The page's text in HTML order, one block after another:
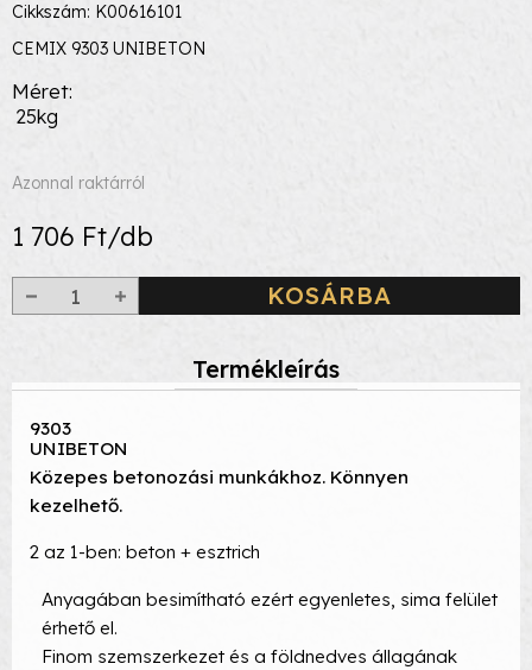
Cikkszám: K00616101
CEMIX 9303 UNIBETON
Méret
25kg
Azonnal raktárról
1 706 Ft/db
KOSÁRBA
Termékleírás
9303
UNIBETON
Közepes betonozási munkákhoz. Könnyen
kezelhető.
2 az 1-ben: beton + esztrich
Anyagában besimítható ezért egyenletes, sima felület
érhető el.
Finom szemszerkezet és a földnedves állagának